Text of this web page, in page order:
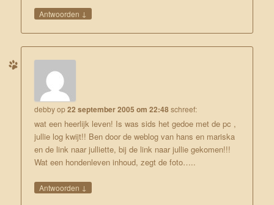
Antwoorden ↓
debbyop22 september 2005 om 22:48schreef:
wat een heerlijk leven! Is was sids het gedoe met de pc ,
jullie log kwijt!! Ben door de weblog van hans en mariska
en de link naar julliette, bij de link naar jullie gekomen!!!
Wat een hondenleven inhoud, zegt de foto…..
Antwoorden ↓